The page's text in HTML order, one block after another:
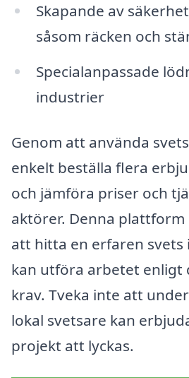
Skapande av
såsom räcken och
Specialanpassade
industrier
Genom att använda
enkelt beställa flera
och jämföra priser och
aktörer. Denna
att hitta en erfaren svets
kan utföra arbetet enligt
krav. Tveka inte att
lokal svetsare kan
projekt att lyckas.